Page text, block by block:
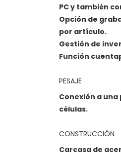
PC y también
Opción de
por artículo.
Gestión de
Función
PESAJE
Conexión a
células.
CONSTRUCCIÓN
Carcasa de